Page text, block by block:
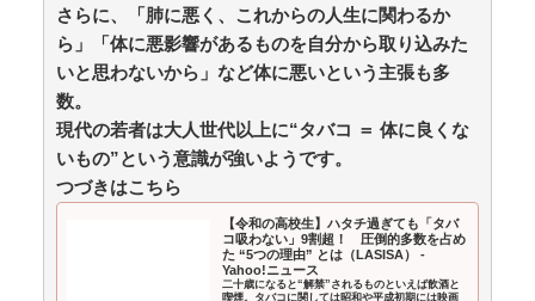
テレ東・田中瞳アナが注意喚起「面識のない方々にカ
メラを向けられることに恐怖を…」 / 5chまとめ
MAP(総合)
NEW! (8/10 04:33)
（声）戦争が憎い、本当の敵は自国に / 5chまとめ
MAP(総合)
「犬の糞は街路樹の肥料になる！」と散歩中に放置し
て近隣住民に逆ギレした知人に絶句……生のフンは肥料
どころか根を枯らす害悪でしかないのに / おまとめアン
テナ NEW! (8/10 04:19)
【ホロライブ】ラプラス・ダークネスの新衣装が最
高！ルイとお揃いの神デザイン / おまとめアンテナ
さらに、「肺に悪く、これからの人生に関わるか
ら」「体に悪影響があるものを自分から取り込みた
いと思わないから」など体に悪いという主張も多
数。
現代の若者は大人世代以上に“タバコ ＝ 体に良くな
いもの”という意識が強いようです。
つづきはこちら
【令和の高校生】ハタチ過ぎても「タバ
コ吸わない」9割超！ 圧倒的多数を占め
た “5つの理由” とは（LASISA） -
Yahoo!ニュース
二十歳になると“解禁”されるものといえば飲酒と
喫煙。タバコに関しては昭和や平成初期には映画